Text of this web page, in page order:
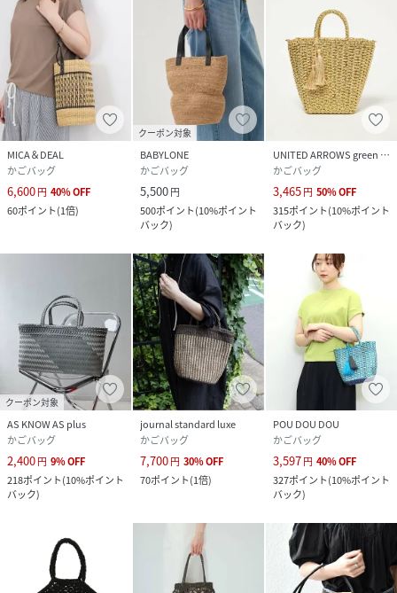
性別タイプ レディース
原産国
素材 ポリプロピレン ライニング：コットン
サイズ
品番
RW9322_31520261063
31520261063-80-3B RW9322)
MICA＆DEAL
かごバッグ
6,600円 40%OFF
60ポイント(1倍)
クーポン対象
BABYLONE
かごバッグ
5,500円
500ポイント(10%ポイント
バック)
UNITED ARROWS green label relaxing
かごバッグ
3,465円 50%OFF
315ポイント(10%ポイント
バック)
クーポン対象
AS KNOW AS plus
かごバッグ
2,400円 9%OFF
218ポイント(10%ポイント
バック)
journal standard luxe
かごバッグ
7,700円 30%OFF
70ポイント(1倍)
POU DOU DOU
かごバッグ
3,597円 40%OFF
327ポイント(10%ポイント
バック)